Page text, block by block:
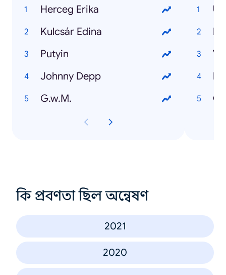
Herceg Erika
Kulcsár Edina
Putyin
Johnny Depp
G.w.M.
কি প্রবণতা ছিল অন্বেষণ
2021
2020